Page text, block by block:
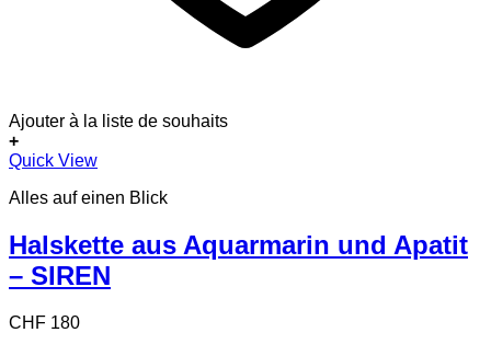
Ajouter à la liste de souhaits
+
Quick View
Alles auf einen Blick
Halskette aus Aquarmarin und Apatit
– SIREN
CHF 180